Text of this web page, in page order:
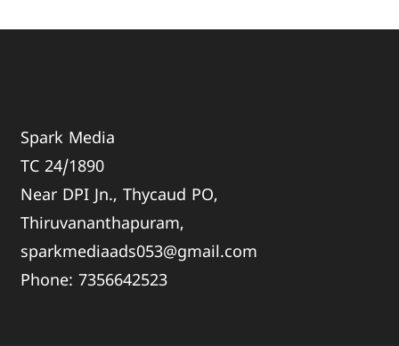
Spark Media
TC 24/1890
Near DPI Jn., Thycaud PO,
Thiruvananthapuram,
sparkmediaads053@gmail.com
Phone:7356642523